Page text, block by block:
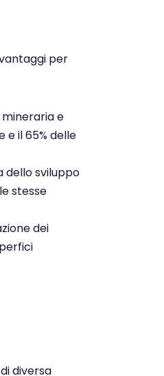
per
mineraria e
e il 65% delle
dello sviluppo
stesse
dei
diversa